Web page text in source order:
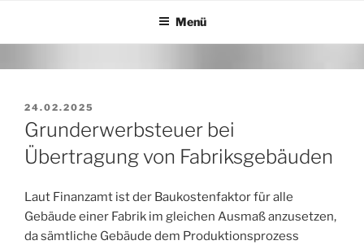
springen
Menü
VERÖFFENTLICHT
AM
24.02.2025
Grunderwerbsteuer bei
Übertragung von Fabriksgebäuden
Laut Finanzamt ist der Baukostenfaktor für alle
Gebäude einer Fabrik im gleichen Ausmaß anzusetzen,
da sämtliche Gebäude dem Produktionsprozess